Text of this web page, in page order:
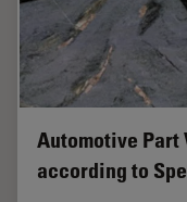
Automotive Part
according to